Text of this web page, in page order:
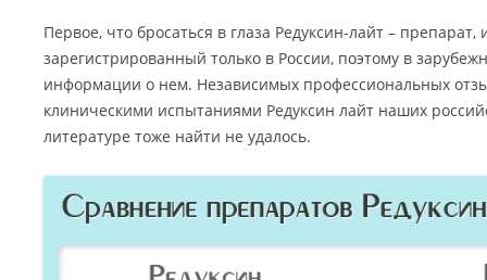
Первое, что бросаться в глаза Редуксин-лайт –
зарегистрированный только в России, поэтому в
информации о нем. Независимых профессиональных
клиническими испытаниями Редуксин лайт наших
литературе тоже найти не удалось.